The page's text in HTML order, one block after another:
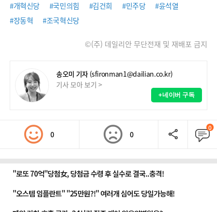
#개혁신당 #국민의힘 #김건희 #민주당
#윤석열
#장동혁
#조국혁신당
©(주) 데일리안 무단전재 및 재배포 금지
송오미 기자 (sfironman1@dailian.co.kr)
기사 모아 보기 >
+네이버 구독
0 0
0